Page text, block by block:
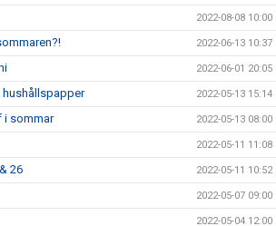
2022-08-08 10:00
2022-06-13 10:37
2022-06-01 20:05
hushållspapper 2022-05-13 15:14
i sommar 2022-05-13 08:00
2022-05-11 11:08
26 2022-05-11 10:52
2022-05-07 09:00
2022-05-04 12:00